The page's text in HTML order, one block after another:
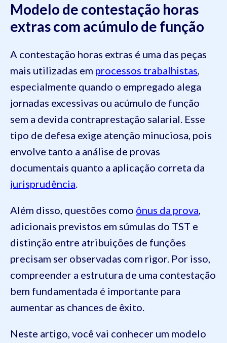
Modelo de contestação horas
extras com acúmulo de função
A contestação horas extras é uma das peças
mais utilizadas em processos trabalhistas,
especialmente quando o empregado alega
jornadas excessivas ou acúmulo de função
sem a devida contraprestação salarial. Esse
tipo de defesa exige atenção minuciosa, pois
envolve tanto a análise de provas
documentais quanto a aplicação correta da
jurisprudência.
Além disso, questões como ônus da prova,
adicionais previstos em súmulas do TST e
distinção entre atribuições de funções
precisam ser observadas com rigor. Por isso,
compreender a estrutura de uma contestação
bem fundamentada é importante para
aumentar as chances de êxito.
Neste artigo, você vai conhecer um modelo